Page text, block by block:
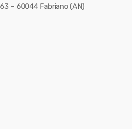
63 – 60044 Fabriano (AN)